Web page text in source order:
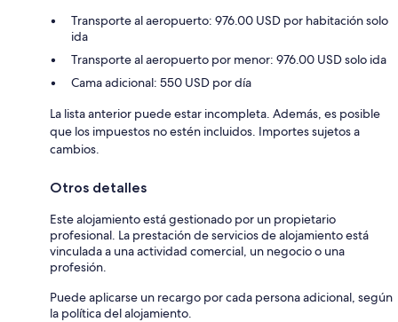
Transporte al aeropuerto: 976.00 USD por habitación solo
ida
Transporte al aeropuerto por menor: 976.00 USD solo ida
Cama adicional: 550 USD por día
La lista anterior puede estar incompleta. Además, es posible
que los impuestos no estén incluidos. Importes sujetos a
cambios.
Otros detalles
Este alojamiento está gestionado por un propietario
profesional. La prestación de servicios de alojamiento está
vinculada a una actividad comercial, un negocio o una
profesión.
Puede aplicarse un recargo por cada persona adicional, según
la política del alojamiento.